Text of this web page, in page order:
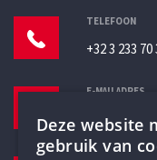
TELEFOON
+32 3 233 70
E-MAILADRES
Deze website
gebruik van